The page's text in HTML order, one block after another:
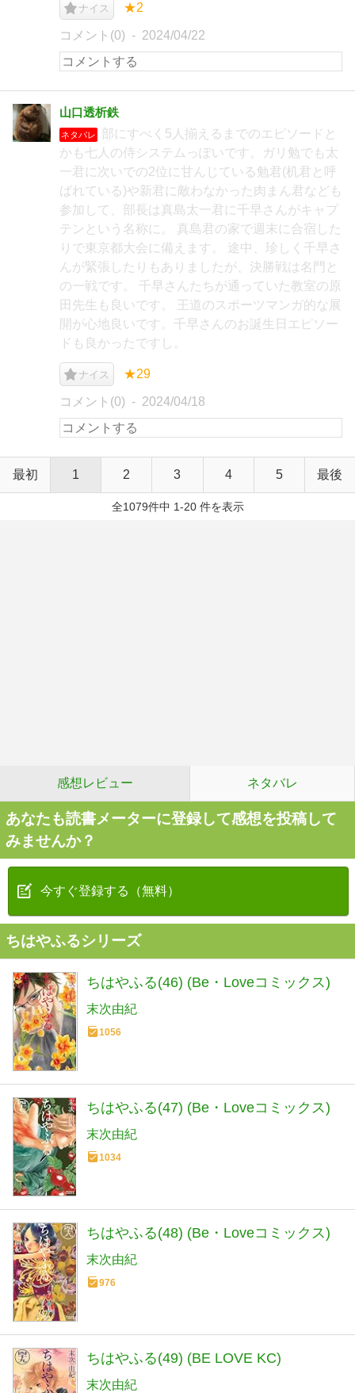
ナイス ★2
コメント(0) 2024/04/22
山口透析鉄
ネタバレ
部にすべく5人揃えるまでのエピソードと
かも七人の侍システムっぽいです。ガリ勉でも太
一君に次いでの2位に甘んじている勉君(机君と呼
ばれている)や新君に敵わなかった肉まん君なども
参加して、部長は真島太一君に千早さんがキャプ
テンという名称に。 真島君の家で週末に合宿した
りで東京都大会に備えます。 途中、珍しく千早さ
んが緊張したりもありましたが、決勝戦は名門と
の一戦です。 千早さんたちが通っていた教室の原
田先生も良いです。 王道のスポーツマンガ的な展
開が心地良いです。千早さんのお誕生日エピソー
ドも良かったですし。
ナイス ★29
コメント(0) 2024/04/18
最初 1 2 3 4 5 最後
全1079件中 1-20 件を表示
感想レビュー ネタバレ
あなたも読書メーターに登録して感想を投稿して
みませんか？
今すぐ登録する（無料）
ちはやふるシリーズ
ちはやふる(46) (Be・Loveコミックス)
末次由紀
1056
ちはやふる(47) (Be・Loveコミックス)
末次由紀
1034
ちはやふる(48) (Be・Loveコミックス)
末次由紀
976
ちはやふる(49) (BE LOVE KC)
末次由紀